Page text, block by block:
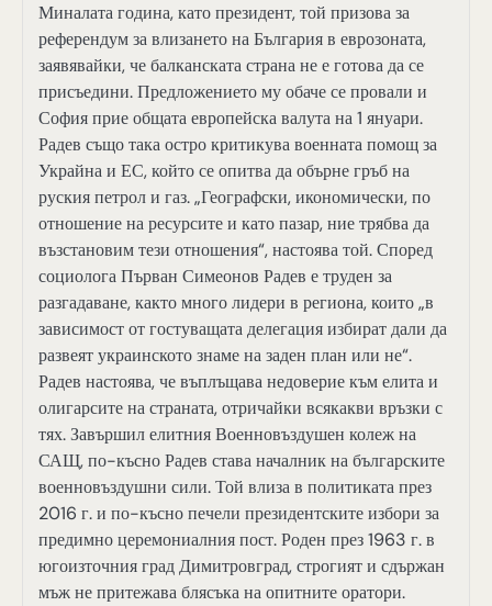
Миналата година, като президент, той призова за
референдум за влизането на България в еврозоната,
заявявайки, че балканската страна не е готова да се
присъедини. Предложението му обаче се провали и
София прие общата европейска валута на 1 януари.
Радев също така остро критикува военната помощ за
Украйна и ЕС, който се опитва да обърне гръб на
руския петрол и газ. „Географски, икономически, по
отношение на ресурсите и като пазар, ние трябва да
възстановим тези отношения“, настоява той. Според
социолога Първан Симеонов Радев е труден за
разгадаване, както много лидери в региона, които „в
зависимост от гостуващата делегация избират дали да
развеят украинското знаме на заден план или не“.
Радев настоява, че въплъщава недоверие към елита и
олигарсите на страната, отричайки всякакви връзки с
тях. Завършил елитния Военновъздушен колеж на
САЩ, по-късно Радев става началник на българските
военновъздушни сили. Той влиза в политиката през
2016 г. и по-късно печели президентските избори за
предимно церемониалния пост. Роден през 1963 г. в
югоизточния град Димитровград, строгият и сдържан
мъж не притежава блясъка на опитните оратори.